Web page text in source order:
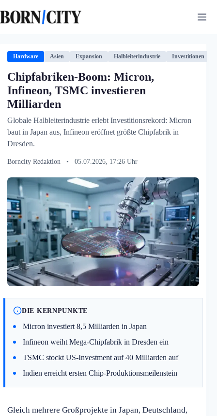
Inhalt
springen
Hardware Asien Expansion Halbleiterindustrie Investitionen
Chipfabriken-Boom: Micron,
Infineon, TSMC investieren
Milliarden
Globale Halbleiterindustrie erlebt Investitionsrekord: Micron
baut in Japan aus, Infineon eröffnet größte Chipfabrik in
Dresden.
Borncity Redaktion • 05.07.2026, 17:26 Uhr
DIE KERNPUNKTE
Micron investiert 8,5 Milliarden in Japan
Infineon weiht Mega-Chipfabrik in Dresden ein
TSMC stockt US-Investment auf 40 Milliarden auf
Indien erreicht ersten Chip-Produktionsmeilenstein
Gleich mehrere Großprojekte in Japan, Deutschland,